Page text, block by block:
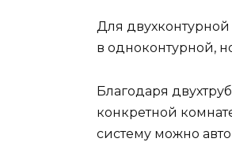
Для двухконтурной
в одноконтурной,
Благодаря
конкретной
систему можно